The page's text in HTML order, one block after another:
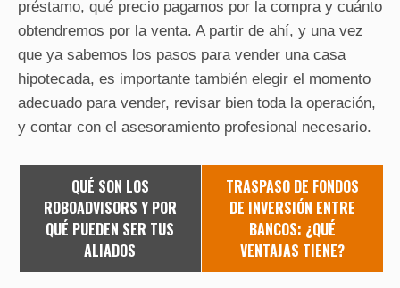
préstamo, qué precio pagamos por la compra y cuánto
obtendremos por la venta. A partir de ahí, y una vez
que ya sabemos los pasos para vender una casa
hipotecada, es importante también elegir el momento
adecuado para vender, revisar bien toda la operación,
y contar con el asesoramiento profesional necesario.
QUÉ SON LOS
ROBOADVISORS Y POR
QUÉ PUEDEN SER TUS
ALIADOS
TRASPASO DE FONDOS
DE INVERSIÓN ENTRE
BANCOS: ¿QUÉ
VENTAJAS TIENE?